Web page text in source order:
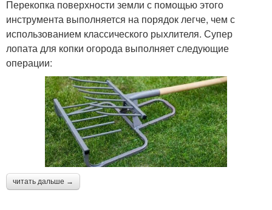
Перекопка поверхности земли с помощью этого
инструмента выполняется на порядок легче, чем с
использованием классического рыхлителя. Супер
лопата для копки огорода выполняет следующие
операции:
читать дальше →